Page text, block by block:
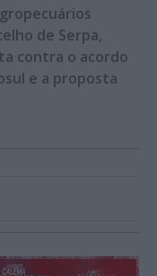
de Serpa,
contra o acordo
e a proposta